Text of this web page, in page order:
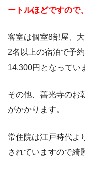
ートルほどですので
客室は個室8部屋、
2名以上の宿泊で予
14,300円となってい
その他、善光寺のお
がかかります。
常住院は江戸時代よ
されていますので綺